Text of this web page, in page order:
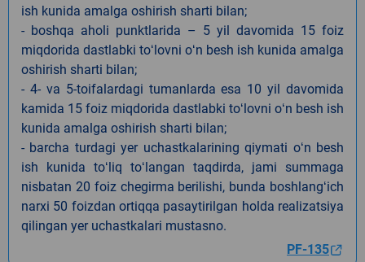
ish kunida amalga oshirish sharti bilan;
- boshqa aholi punktlarida – 5 yil davomida 15 foiz
miqdorida dastlabki toʻlovni oʻn besh ish kunida amalga
oshirish sharti bilan;
- 4- va 5-toifalardagi tumanlarda esa 10 yil davomida
kamida 15 foiz miqdorida dastlabki toʻlovni oʻn besh ish
kunida amalga oshirish sharti bilan;
- barcha turdagi yer uchastkalarining qiymati oʻn besh
ish kunida toʻliq toʻlangan taqdirda, jami summaga
nisbatan 20 foiz chegirma berilishi, bunda boshlangʻich
narxi 50 foizdan ortiqqa pasaytirilgan holda realizatsiya
qilingan yer uchastkalari mustasno.
PF-135